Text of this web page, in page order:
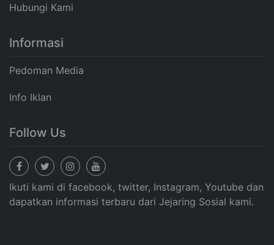
Hubungi Kami
Informasi
Pedoman Media
Info Iklan
Follow Us
Ikuti kami di facebook, twitter, Instagram, Youtube dan
dapatkan informasi terbaru dari Jejaring Sosial kami.